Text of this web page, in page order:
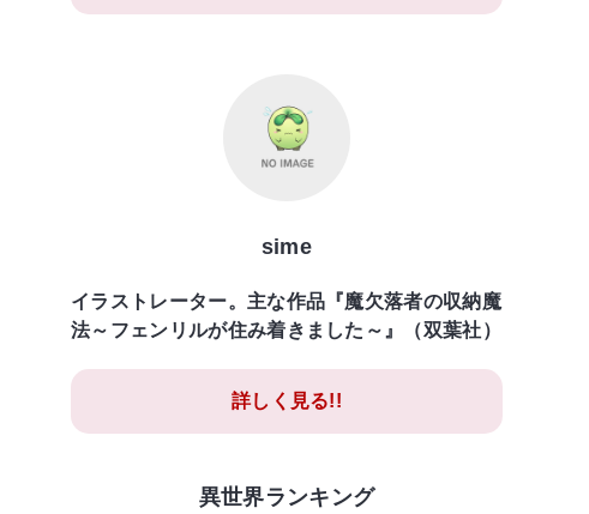
sime
イラストレーター。主な作品『魔欠落者の収納魔
法～フェンリルが住み着きました～』（双葉社）
詳しく見る!!
異世界ランキング